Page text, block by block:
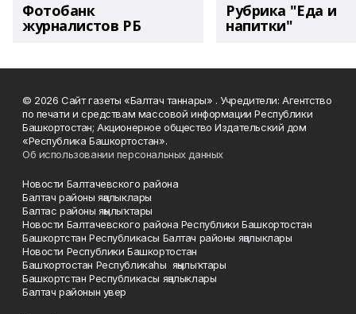
Фотобанк
журналистов РБ
Рубрика "Еда и
напитки"
© 2026 Сайт газеты «Балтач таннары» . Учредители: Агентство
по печати и средствам массовой информации Республики
Башкортостан; Акционерное общество Издательский дом
«Республика Башкортостан».
Об использовании персональных данных
Новости Балтачевского района
Балтач районы яңалыклары
Балтас районы яңылыҡтары
Новости Балтачевского района Республики Башкортостан
Башкортстан Республикасы Балтач районы яңалыклары
Новости Республики Башкортостан
Башҡортостан Республикаһы яңылыҡтары
Башкортстан Республикасы яңалыклары
Балтач районын увер